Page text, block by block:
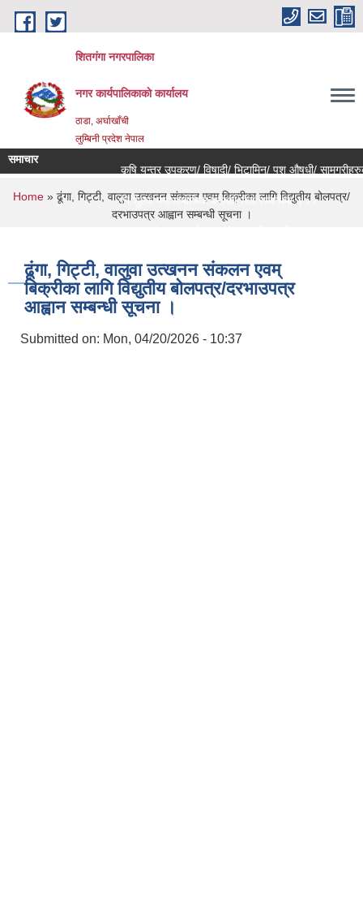
Skip to main content
शितगंगा नगरपालिका
नगर कार्यपालिकाकाे कार्यालय
ठाडा, अर्घाखाँची
लुम्बिनी प्रदेश नेपाल
समाचार
कृषि यन्त्र उपकरण/ विषादी/ भिटामिन/ पशु औषधी/
नि:शुल्क मनोसामाजिक परामर्श सेवा सम्बन्धमा ।।।
You are here
Home » ढूंगा, गिट्टी, वालुवा उत्खनन संकलन एवम् बिक्रीका लागि विद्युतीय बोलपत्र/
दरभाउपत्र आह्वान सम्बन्धी सूचना ।
ढूंगा, गिट्टी, वालुवा उत्खनन संकलन एवम्
बिक्रीका लागि विद्युतीय बोलपत्र/दरभाउपत्र
आह्वान सम्बन्धी सूचना ।
Submitted on: Mon, 04/20/2026 - 10:37